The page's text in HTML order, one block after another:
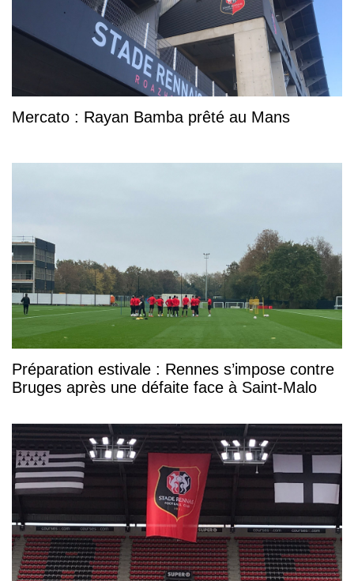
Mercato : Rayan Bamba prêté au Mans
Préparation estivale : Rennes s’impose contre
Bruges après une défaite face à Saint-Malo